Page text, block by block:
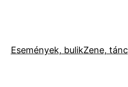
Események, bulikZene, tánc